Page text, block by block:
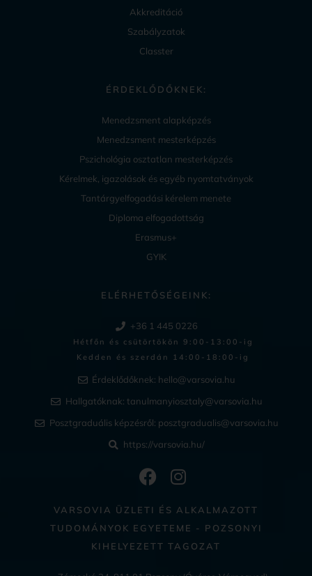
Akkreditáció
Szabályzatok
Classter
ÉRDEKLŐDŐKNEK:
Menedzsment alapképzés
Menedzsment mesterképzés
Pszichológia osztatlan mesterképzés
Kérelmek, igazolások és egyéb nyomtatványok
Tantárgyelfogadási kérelem menete
Diploma elfogadottság
Erasmus+
GYIK
ELÉRHETŐSÉGEINK:
+36 1 445 0226
Hétfőn és csütörtökön 9:00-13:00-ig
Kedden és szerdán 14:00-18:00-ig​
Érdeklődőknek: hello@varsovia.hu
Hallgatóknak: tanulmanyiosztaly@varsovia.hu
Posztgraduális képzésről: posztgradualis@varsovia.hu
https://varsovia.hu/
VARSOVIA ÜZLETI ÉS ALKALMAZOTT
TUDOMÁNYOK EGYETEME - POZSONYI
KIHELYEZETT TAGOZAT